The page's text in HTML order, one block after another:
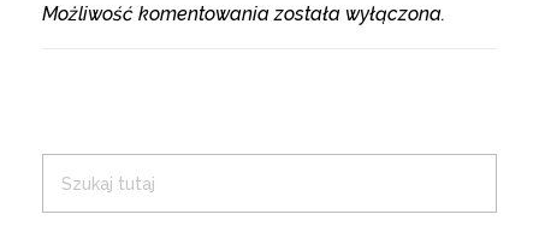
Możliwość komentowania została wyłączona.